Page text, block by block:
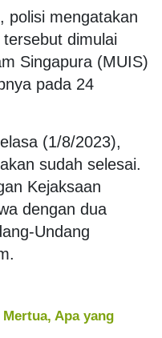
polisi mengatakan
dimulai
Singapura (MUIS)
pada 24
(1/8/2023),
sudah selesai.
Kejaksaan
dengan dua
Undang
Apa yang